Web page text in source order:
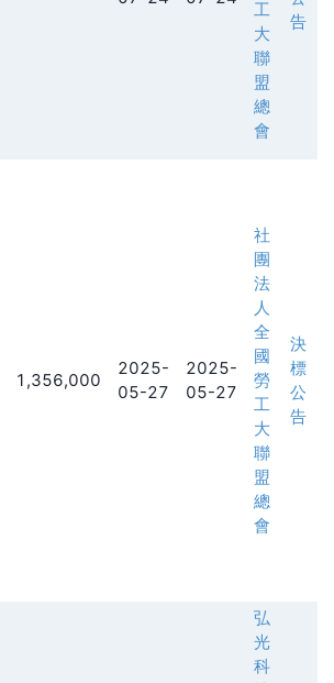
工
大
聯
盟
總
會
告
1,356,000
2025-
05-27
2025-
05-27
社
團
法
人
全
國
勞
工
大
聯
盟
總
會
決
標
公
告
弘
光
科